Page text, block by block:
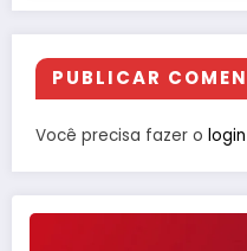
PUBLICAR
Você precisa fazer o login